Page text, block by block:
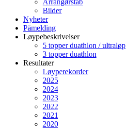
Arrangørstab
Bilder
Nyheter
Påmelding
Løypebeskrivelser
5 topper duathlon / ultraløp
3 topper duathlon
Resultater
Løyperekorder
2025
2024
2023
2022
2021
2020